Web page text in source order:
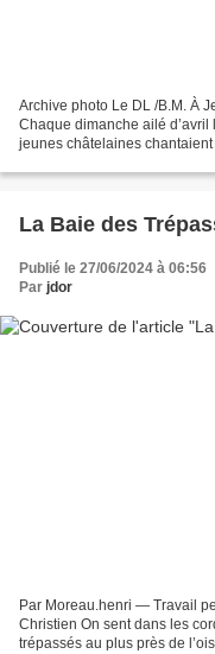
Archive photo Le DL /B.M. À
Chaque dimanche ailé
jeunes châtelaines
La Baie des
Publié le 27/06/2024 à 06:56
Par jdor
Par Moreau.henri — Travail
Christien On sent dans les
trépassés au plus près de